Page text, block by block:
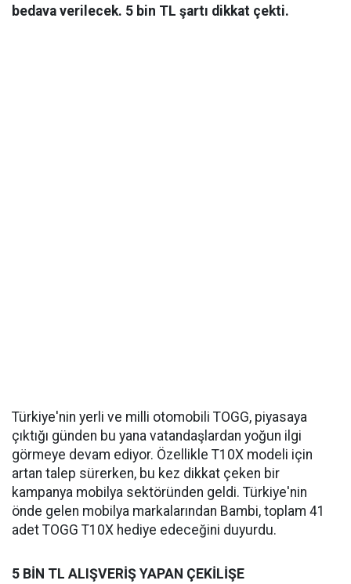
bedava verilecek. 5 bin TL şartı dikkat çekti.
Türkiye'nin yerli ve milli otomobili TOGG, piyasaya
çıktığı günden bu yana vatandaşlardan yoğun ilgi
görmeye devam ediyor. Özellikle T10X modeli için
artan talep sürerken, bu kez dikkat çeken bir
kampanya mobilya sektöründen geldi. Türkiye'nin
önde gelen mobilya markalarından Bambi, toplam 41
adet TOGG T10X hediye edeceğini duyurdu.
5 BİN TL ALIŞVERİŞ YAPAN ÇEKİLİŞE